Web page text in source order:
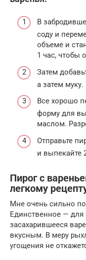
В
соду и
объеме и
1 час, чтобы
Затем
а затем муку.
Все хорошо
форму для
маслом.
Отправьте
и выпекайте
Пирог с
легкому
Мне очень сильно
Единственное — для
засахарившееся
вкусным. В меру
угощения не